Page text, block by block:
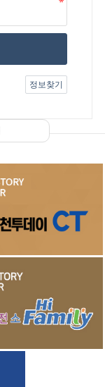
정보찾기